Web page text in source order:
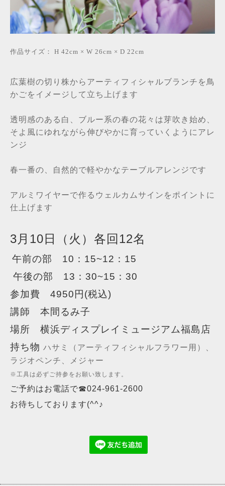
作品サイズ： H 42cm × W 26cm × D 22cm
広葉樹の切り株からアーティフィシャルブランチを 鳥
かごをイメージして立ち上げます
透明感のある白、ブルー系の春の花々は芽吹き始め、
そよ風にゆれながら伸びやかに育っていくようにアレ
ンジ
春一番の、自然的で軽やかなテーブルアレンジです
アルミワイヤーで作るウェルカムサインをポイントに
仕上げます
3月10日（火）各回12名
午前の部 10：15~12：15
午後の部 13：30~15：30
参加費 4950円(税込)
講師 本間るみ子
場所 横浜ディスプレイミュージアム福島店
持ち物 ハサミ（アーティフィシャルフラワー用）、
ラジオペンチ、メジャー
※工具は必ずご持参をお願い致します。
ご予約はお電話で☎024-961-2600
お待ちしております(^^♪